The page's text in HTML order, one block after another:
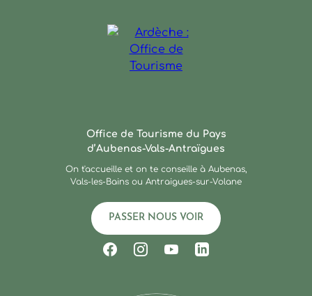
Office de Tourisme du Pays
d’Aubenas-Vals-Antraïgues
On t'accueille et on te conseille à Aubenas,
Vals-les-Bains ou Antraigues-sur-Volane
PASSER NOUS VOIR
Suivez-nous sur Facebook
Suivez-nous sur Instagram
Suivez-nous sur
Suivez-nous sur